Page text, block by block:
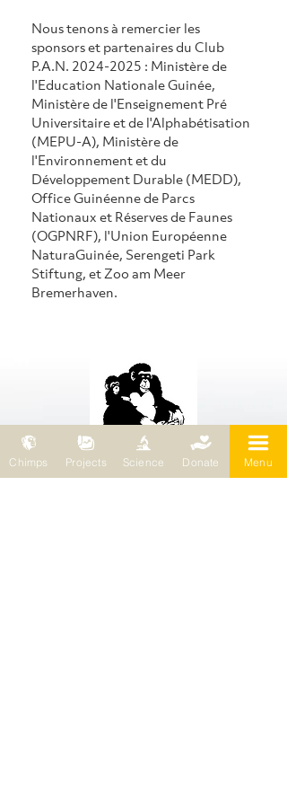
Nous tenons à remercier les
sponsors et partenaires du Club
P.A.N. 2024-2025 : Ministère de
l'Education Nationale Guinée,
Ministère de l'Enseignement Pré
Universitaire et de l'Alphabétisation
(MEPU-A), Ministère de
l'Environnement et du
Développement Durable (MEDD),
Office Guinéenne de Parcs
Nationaux et Réserves de Faunes
(OGPNRF), l'Union Européenne
NaturaGuinée, Serengeti Park
Stiftung, et Zoo am Meer
Bremerhaven.
Chimps Projects Science Donate Menu